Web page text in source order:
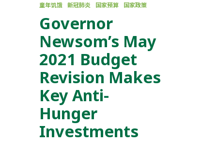
童年饥饿
新冠肺炎 国家预算 国家政策
Governor
Newsom’s May
2021 Budget
Revision Makes
Key Anti-
Hunger
Investments